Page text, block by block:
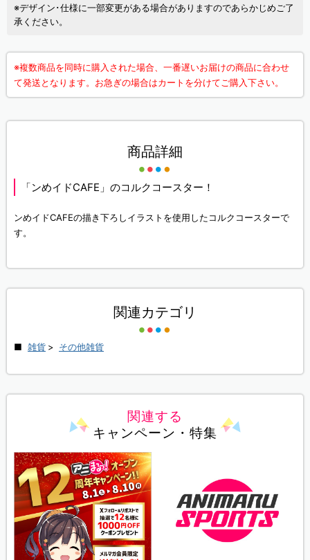
※デザイン･仕様に一部変更がある場合がありますのであらかじめご了
承ください。
※複数商品を同時に購入された場合、一番遅いお届けの商品に合わせ
て発送となります。お急ぎの場合はカートを分けてご購入下さい。
商品詳細
「ンめイドCAFE」のコルクコースター！
ンめイドCAFEの描き下ろしイラストを使用したコルクコースターで
す。
関連カテゴリ
雑貨 > その他雑貨
関連する
キャンペーン・特集